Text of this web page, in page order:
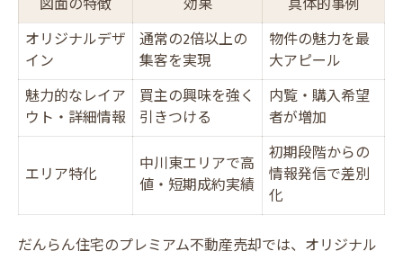
図面の特徴 効果
具体的事例
オリジナルデザ
イン
通常の2倍以上の
集客を実現
物件の魅力を最
大アピール
魅力的なレイア
ウト・詳細情報
買主の興味を強く
引きつける
内覧・購入希望
者が増加
エリア特化
中川東エリアで高
値・短期成約実績
初期段階からの
情報発信で差別
化
だんらん住宅のプレミアム不動産売却では、オリジナル